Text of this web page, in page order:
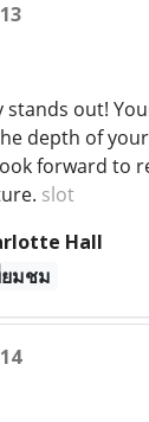
out!
depth of
forward to
slot
Hall
ยมชม